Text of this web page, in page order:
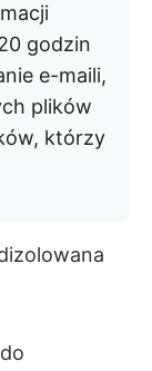
godzin
e-maili,
plików
którzy